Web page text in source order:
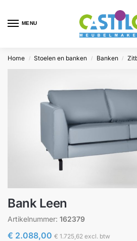
MENU
Home / Stoelen en banken / Banken /
Bank Leen
Artikelnummer: 162379
€ 2.088,00 € 1.725,62 excl. btw